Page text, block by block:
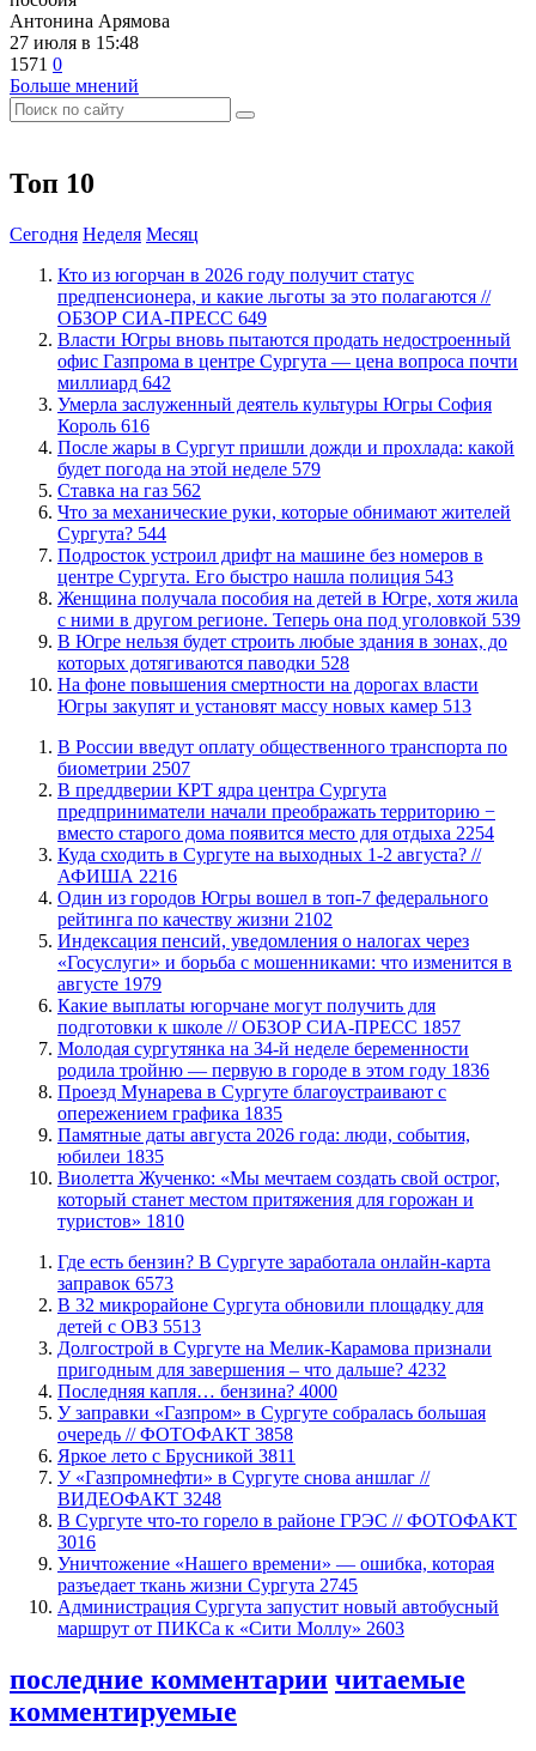
Антонина Арямова
27 июля в 15:48
1571 0
Больше мнений
Топ 10
Сегодня Неделя Месяц
Кто из югорчан в 2026 году получит статус
предпенсионера, и какие льготы за это полагаются //
ОБЗОР СИА-ПРЕСС 649
Власти Югры вновь пытаются продать недостроенный
офис Газпрома в центре Сургута — цена вопроса почти
миллиард 642
​Умерла заслуженный деятель культуры Югры София
Король 616
​После жары в Сургут пришли дожди и прохлада: какой
будет погода на этой неделе 579
Ставка на газ 562
​Что за механические руки, которые обнимают жителей
Сургута? 544
Подросток устроил дрифт на машине без номеров в
центре Сургута. Его быстро нашла полиция 543
Женщина получала пособия на детей в Югре, хотя жила
с ними в другом регионе. Теперь она под уголовкой 539
В Югре нельзя будет строить любые здания в зонах, до
которых дотягиваются паводки 528
На фоне повышения смертности на дорогах власти
Югры закупят и установят массу новых камер 513
В России введут оплату общественного транспорта по
биометрии 2507
​В преддверии КРТ ядра центра Сургута
предприниматели начали преображать территорию −
вместо старого дома появится место для отдыха 2254
​Куда сходить в Сургуте на выходных 1-2 августа? //
АФИША 2216
Один из городов Югры вошел в топ-7 федерального
рейтинга по качеству жизни 2102
​Индексация пенсий, уведомления о налогах через
«Госуслуги» и борьба с мошенниками: что изменится в
августе 1979
Какие выплаты югорчане могут получить для
подготовки к школе // ОБЗОР СИА-ПРЕСС 1857
Молодая сургутянка на 34-й неделе беременности
родила тройню — первую в городе в этом году 1836
​Проезд Мунарева в Сургуте благоустраивают с
опережением графика 1835
​Памятные даты августа 2026 года: люди, события,
юбилеи 1835
Виолетта Жученко: «Мы мечтаем создать свой острог,
который станет местом притяжения для горожан и
туристов» 1810
​Где есть бензин? В Сургуте заработала онлайн-карта
заправок 6573
В 32 микрорайоне Сургута обновили площадку для
детей с ОВЗ 5513
​Долгострой в Сургуте на Мелик-Карамова признали
пригодным для завершения ‒ что дальше? 4232
​Последняя капля… бензина? 4000
​У заправки «Газпром» в Сургуте собралась большая
очередь // ФОТОФАКТ 3858
Яркое лето с Брусникой 3811
У «Газпромнефти» в Сургуте снова аншлаг //
ВИДЕОФАКТ 3248
​В Сургуте что-то горело в районе ГРЭС // ФОТОФАКТ
3016
​Уничтожение «Нашего времени» — ошибка, которая
разъедает ткань жизни Сургута 2745
​Администрация Сургута запустит новый автобусный
маршрут от ПИКСа к «Сити Моллу» 2603
последние комментарии читаемые
комментируемые